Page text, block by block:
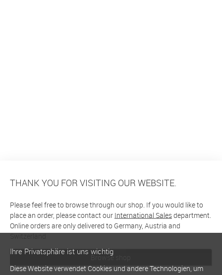
THANK YOU FOR VISITING OUR WEBSITE.
Please feel free to browse through our shop. If you would like to
place an order, please contact our International Salesdepartment.
Online orders are only delivered to Germany, Austria and
Switzerland
Browse shop
Ihre Privatsphäre ist uns wichtig
Diese Website verwendet Cookies und andere Technologien, um